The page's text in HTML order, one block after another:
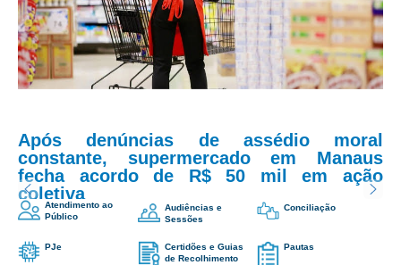
Servidores
Comitê de Segurança Permanente
Comitê de Combate ao Trabalho Infantil e de Estímulo à
Aprendizagem
Comitê de Prevenção e Enfrentamento do Assédio
Moral, do Assédio Sexual e da Discriminação
Comissão Permanente de Gestão Socioambiental
no Âmbito do TRT11
Email *
Assunto*
Mensagem*
Após denúncias de assédio moral
constante, supermercado em Manaus
fecha acordo de R$ 50 mil em ação
coletiva
Atendimento ao
Público
Audiências e
Sessões
Conciliação
PJe
Certidões e Guias
de Recolhimento
Pautas